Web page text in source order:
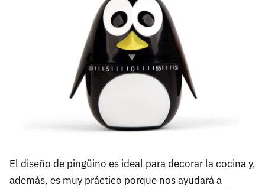
El diseño de pingüino es ideal para decorar la cocina y,
además, es muy práctico porque nos ayudará a